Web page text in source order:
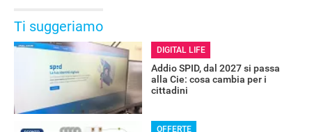
Ti suggeriamo
DIGITAL LIFE
Addio SPID, dal 2027 si passa
alla Cie: cosa cambia per i
cittadini
OFFERTE